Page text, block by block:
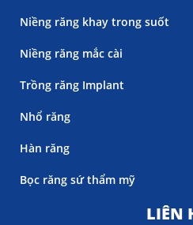
Niềng răng khay trong suốt
Niềng răng mắc cài
Trồng răng Implant
Nhổ răng
Hàn răng
Bọc răng sứ thẩm mỹ
LIÊN